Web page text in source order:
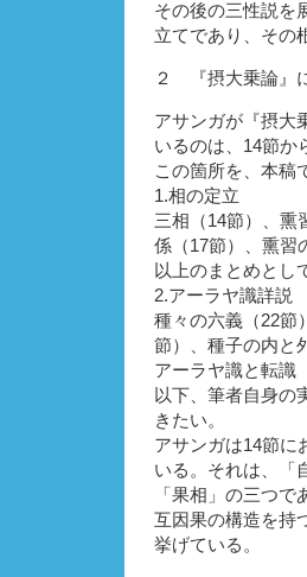
その後の三性説を
立てであり、その
２ 『摂大乗論』
アサンガが『摂大
いるのは、14節か
この箇所を、本稿
1.相の定立
三相（14節）、熏
係（17節）、熏習
以上のまとめとし
2.アーラヤ識詳説
種々の六義（22節
節）、種子の内と
アーラヤ識と転識
以下、筆者自身の
きたい。
アサンガは14節に
いる。それは、「
「果相」の三つ
互因果の構造を持
挙げている。